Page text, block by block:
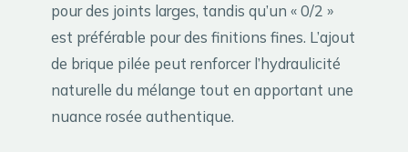
pour des joints larges, tandis qu’un « 0/2 »
est préférable pour des finitions fines. L’ajout
de brique pilée peut renforcer l’hydraulicité
naturelle du mélange tout en apportant une
nuance rosée authentique.